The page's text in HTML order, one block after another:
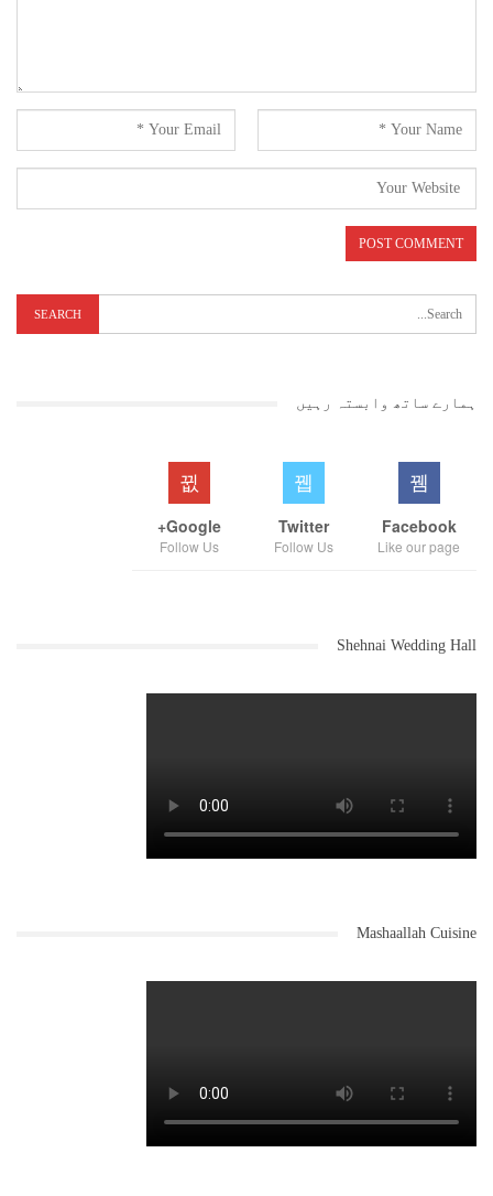
ہمارے ساتھ وابستہ رہیں
Facebook
Like our page
Twitter
Follow Us
Google+
Follow Us
Shehnai Wedding Hall
Mashaallah Cuisine